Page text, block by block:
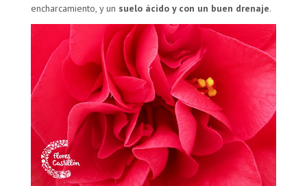
encharcamiento, y un suelo ácido y con un buen drenaje.